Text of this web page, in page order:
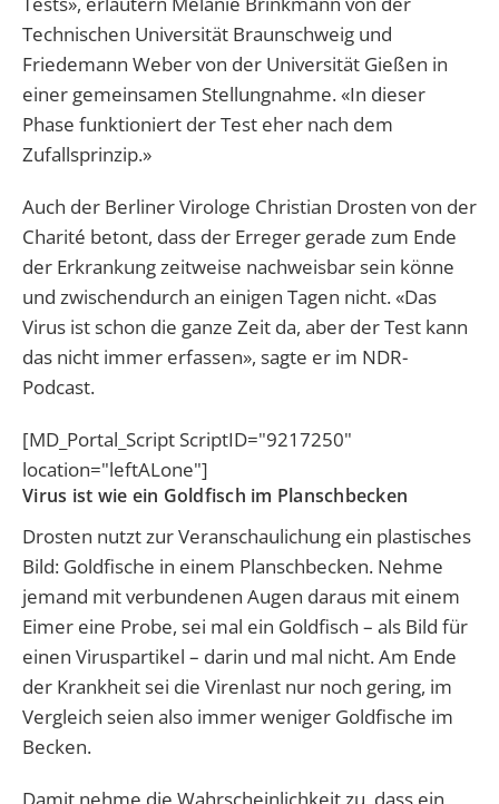
Technischen Universität Braunschweig und
Friedemann Weber von der Universität Gießen in
einer gemeinsamen Stellungnahme. «In dieser
Phase funktioniert der Test eher nach dem
Zufallsprinzip.»
Auch der Berliner Virologe Christian Drosten von der
Charité betont, dass der Erreger gerade zum Ende
der Erkrankung zeitweise nachweisbar sein könne
und zwischendurch an einigen Tagen nicht. «Das
Virus ist schon die ganze Zeit da, aber der Test kann
das nicht immer erfassen», sagte er im NDR-
Podcast.
[MD_Portal_Script ScriptID="9217250"
location="leftALone"]
Virus ist wie ein Goldfisch im Planschbecken
Drosten nutzt zur Veranschaulichung ein plastisches
Bild: Goldfische in einem Planschbecken. Nehme
jemand mit verbundenen Augen daraus mit einem
Eimer eine Probe, sei mal ein Goldfisch – als Bild für
einen Viruspartikel – darin und mal nicht. Am Ende
der Krankheit sei die Virenlast nur noch gering, im
Vergleich seien also immer weniger Goldfische im
Becken.
Damit nehme die Wahrscheinlichkeit zu, dass ein